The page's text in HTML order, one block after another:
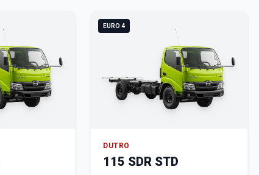
EURO 4
DUTRO
115 SDR STD